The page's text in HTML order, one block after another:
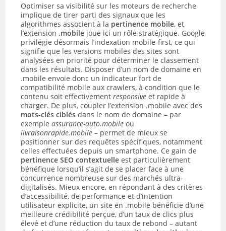
Optimiser sa visibilité sur les moteurs de recherche
implique de tirer parti des signaux que les
algorithmes associent à la pertinence mobile, et
l’extension .mobile joue ici un rôle stratégique. Google
privilégie désormais l’indexation mobile-first, ce qui
signifie que les versions mobiles des sites sont
analysées en priorité pour déterminer le classement
dans les résultats. Disposer d’un nom de domaine en
.mobile envoie donc un indicateur fort de
compatibilité mobile aux crawlers, à condition que le
contenu soit effectivementresponsive et rapide à
charger. De plus, coupler l’extension .mobile avec des
mots-clés ciblés dans le nom de domaine – par
exempleassurance-auto.mobile ou
livraisonrapide.mobile – permet de mieux se
positionner sur des requêtes spécifiques, notamment
celles effectuées depuis un smartphone. Ce gain de
pertinence SEO contextuelle est particulièrement
bénéfique lorsqu’il s’agit de se placer face à une
concurrence nombreuse sur des marchés ultra-
digitalisés. Mieux encore, en répondant à des critères
d’accessibilité, de performance et d’intention
utilisateur explicite, un site en .mobile bénéficie d’une
meilleure crédibilité perçue, d’un taux de clics plus
élevé et d’une réduction du taux de rebond – autant